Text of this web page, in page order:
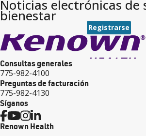
Noticias electrónicas de
bienestar
Registrarse
Consultas generales
775-982-4100
Preguntas de facturación
775-982-4130
Síganos
Renown Health